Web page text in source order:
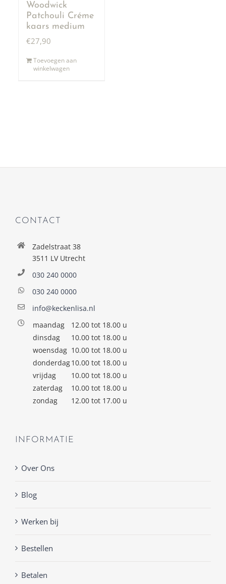
Woodwick
Patchouli Créme
kaars medium
€27,90
Toevoegen aan
winkelwagen
CONTACT
Zadelstraat 38
3511 LV Utrecht
030 240 0000
030 240 0000
info@keckenlisa.nl
maandag
12.00 tot 18.00 u
dinsdag
10.00 tot 18.00 u
woensdag 10.00 tot 18.00 u
donderdag10.00 tot 18.00 u
vrijdag
10.00 tot 18.00 u
zaterdag
10.00 tot 18.00 u
zondag
12.00 tot 17.00 u
INFORMATIE
Over Ons
Blog
Werken bij
Bestellen
Betalen